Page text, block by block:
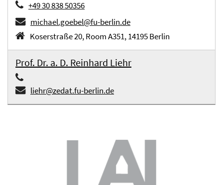
+49 30 838 50356
michael.goebel@fu-berlin.de
Koserstraße 20, Room A351, 14195 Berlin
Prof. Dr. a. D. Reinhard Liehr
liehr@zedat.fu-berlin.de